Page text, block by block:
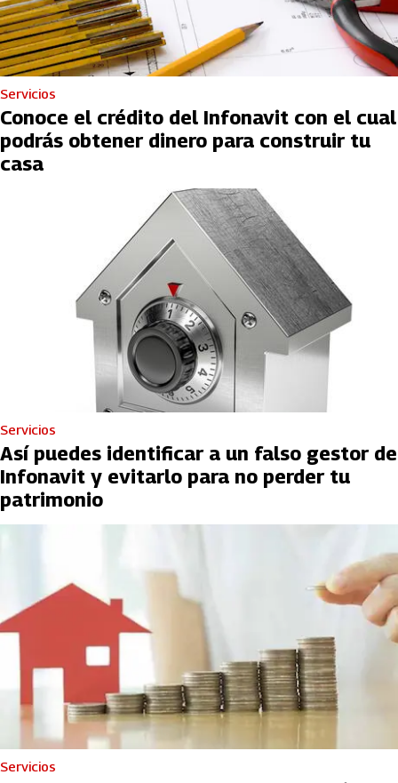
Servicios
Conoce el crédito del Infonavit con el cual
podrás obtener dinero para construir tu
casa
Servicios
Así puedes identificar a un falso gestor de
Infonavit y evitarlo para no perder tu
patrimonio
Servicios